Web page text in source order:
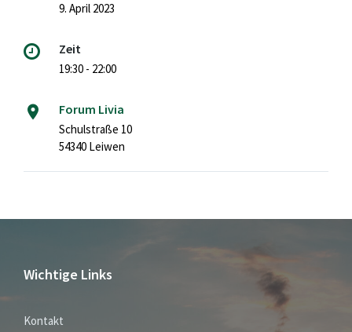
9. April 2023
Zeit
19:30 - 22:00
Forum Livia
Schulstraße 10
54340 Leiwen
Wichtige Links
Kontakt